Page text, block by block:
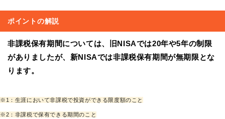
ポイントの解説
非課税保有期間については、旧NISAでは20年や5年の制限
がありましたが、新NISAでは非課税保有期間が無期限とな
ります。
※1：生涯において非課税で投資ができる限度額のこと
※2：非課税で保有できる期間のこと